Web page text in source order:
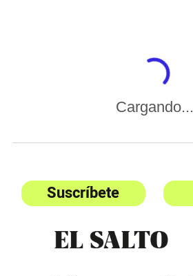
Cargando...
Suscríbete